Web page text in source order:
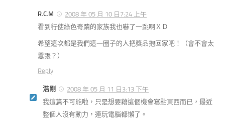
R.C.M
2008 年 05 月 10 日7:24 上午
看到行使綠色奇蹟的家族我也嚇了一跳啊ＸＤ
希望這次都是我們這一圈子的人把獎品抱回家吧！（會不會太
囂張？）
Reply
浩剛
2008 年 05 月 11 日3:13 下午
我這篇不可能啦，只是想要藉這個機會寫點東西而已，最近
整個人沒有動力，連玩電腦都懶了。